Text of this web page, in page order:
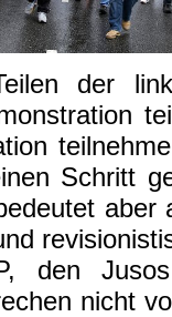
der
Schritt
aber
r
den
nicht